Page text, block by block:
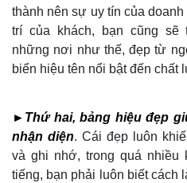
thành nên sự uy tín của
trí của khách, bạn cũng
những nơi như thế, đẹp từ
biển hiệu tên nổi bật đến chất
►Thứ hai, bảng hiệu đẹp
nhận diện. Cái đẹp luôn
và ghi nhớ, trong quá nhiều
tiếng, bạn phải luôn biết cách